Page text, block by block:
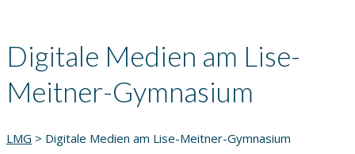
Digitale Medien am Lise-
Meitner-Gymnasium
LMG > Digitale Medien am Lise-Meitner-Gymnasium